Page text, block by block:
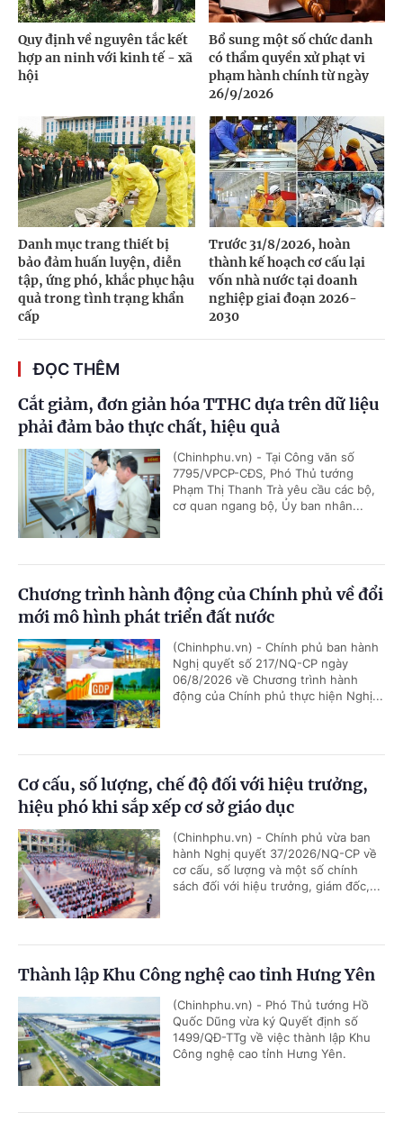
Quy định về nguyên tắc kết
hợp an ninh với kinh tế - xã
hội
Bổ sung một số chức danh
có thẩm quyền xử phạt vi
phạm hành chính từ ngày
26/9/2026
Danh mục trang thiết bị
bảo đảm huấn luyện, diễn
tập, ứng phó, khắc phục hậu
quả trong tình trạng khẩn
cấp
Trước 31/8/2026, hoàn
thành kế hoạch cơ cấu lại
vốn nhà nước tại doanh
nghiệp giai đoạn 2026-
2030
ĐỌC THÊM
Cắt giảm, đơn giản hóa TTHC dựa trên dữ liệu
phải đảm bảo thực chất, hiệu quả
(Chinhphu.vn) - Tại Công văn số
7795/VPCP-CĐS, Phó Thủ tướng
Phạm Thị Thanh Trà yêu cầu các bộ,
cơ quan ngang bộ, Ủy ban nhân...
Chương trình hành động của Chính phủ về đổi
mới mô hình phát triển đất nước
(Chinhphu.vn) - Chính phủ ban hành
Nghị quyết số 217/NQ-CP ngày
06/8/2026 về Chương trình hành
động của Chính phủ thực hiện Nghị...
Cơ cấu, số lượng, chế độ đối với hiệu trưởng,
hiệu phó khi sắp xếp cơ sở giáo dục
(Chinhphu.vn) - Chính phủ vừa ban
hành Nghị quyết 37/2026/NQ-CP về
cơ cấu, số lượng và một số chính
sách đối với hiệu trưởng, giám đốc,...
Thành lập Khu Công nghệ cao tỉnh Hưng Yên
(Chinhphu.vn) - Phó Thủ tướng Hồ
Quốc Dũng vừa ký Quyết định số
1499/QĐ-TTg về việc thành lập Khu
Công nghệ cao tỉnh Hưng Yên.